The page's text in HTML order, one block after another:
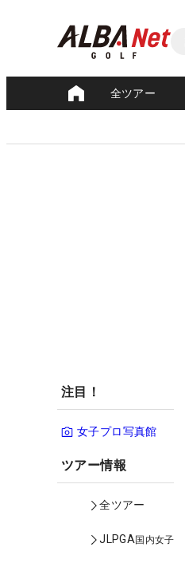
全ツアー
注目！
女子プロ写真館
ツアー情報
全ツアー
JLPGA国内女子